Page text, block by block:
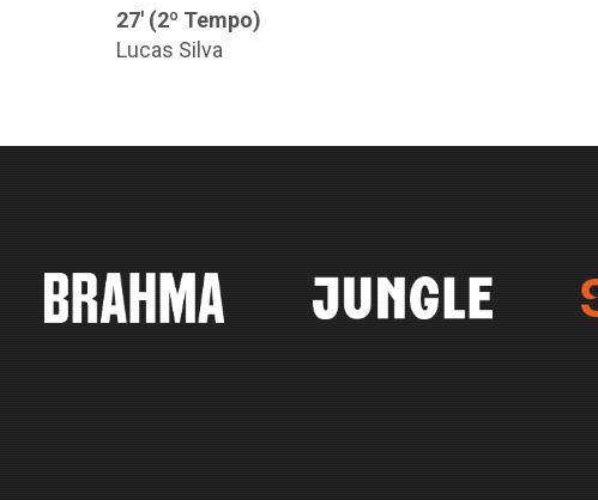
27' (2º Tempo)
Lucas Silva